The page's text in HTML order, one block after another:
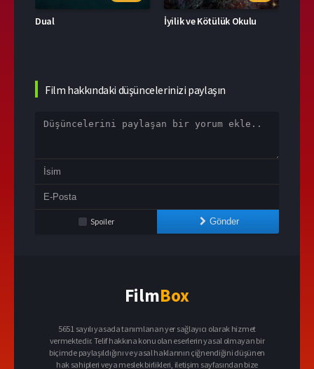
Dual İyilik ve Kötülük Okulu
Film hakkındaki düşüncelerinizi paylaşın
Spoiler Gönder
FilmBox
5651 sayılı yasada tanımlanan yer sağlayıcı olarak hizmet
vermektedir. Telif hakkına konu olan eserlerin yasal olmayan bir
biçimde paylaşıldığını ve yasal haklarının çiğnendiğini düşünen
hak sahipleri veya meslek birlikleri, iletişim sayfasından bize